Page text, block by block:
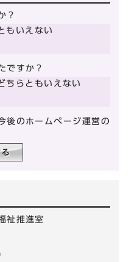
？
もいえない
ですか？
ちらともいえない
後のホームページ運営の
祉推進室